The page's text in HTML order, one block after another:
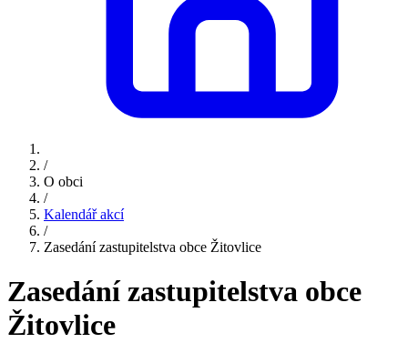
/
O obci
/
Kalendář akcí
/
Zasedání zastupitelstva obce Žitovlice
Zasedání zastupitelstva obce
Žitovlice